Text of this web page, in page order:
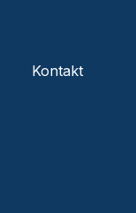
Kontakt